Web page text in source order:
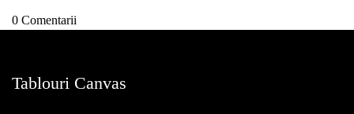
0 Comentarii
Tablouri Canvas